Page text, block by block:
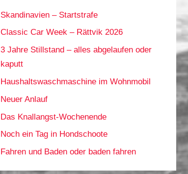
Skandinavien – Startstrafe
Classic Car Week – Rättvik 2026
3 Jahre Stillstand – alles abgelaufen oder
kaputt
Haushaltswaschmaschine im Wohnmobil
Neuer Anlauf
Das Knallangst-Wochenende
Noch ein Tag in Hondschoote
Fahren und Baden oder baden fahren